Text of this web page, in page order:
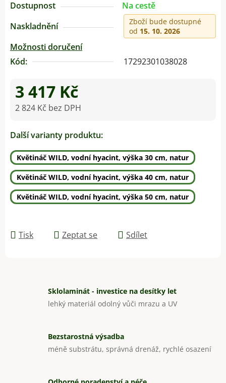
Dostupnost
Na cestě
Naskladnění
Zboží bude dostupné
od 15. 10. 2026
Možnosti doručení
Kód:
17292301038028
3 417 Kč
2 824 Kč bez DPH
Další varianty produktu:
Květináč WILD, vodní hyacint, výška 30 cm, natur
Květináč WILD, vodní hyacint, výška 40 cm, natur
Květináč WILD, vodní hyacint, výška 50 cm, natur
Tisk Zeptat se Sdílet
Sklolaminát - investice na desítky let
lehký materiál odolný vůči mrazu a UV
Bezstarostná výsadba
méně substrátu, správná drenáž, rychlé osazení